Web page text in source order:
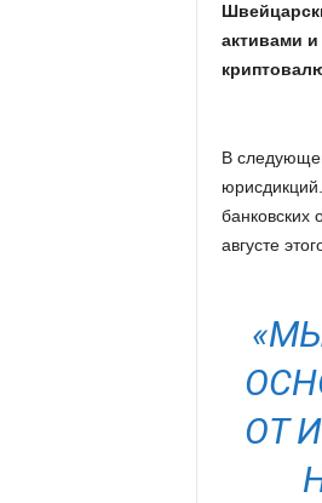
активами
В
банковских
августе
ОТ